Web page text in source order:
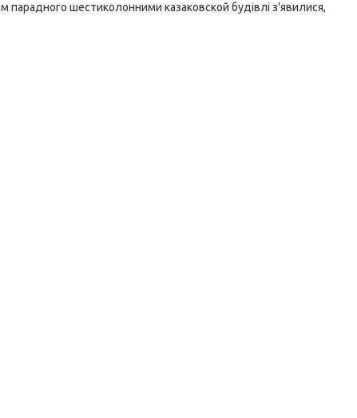
парадного шестиколонними казаковской будівлі з'явилися,